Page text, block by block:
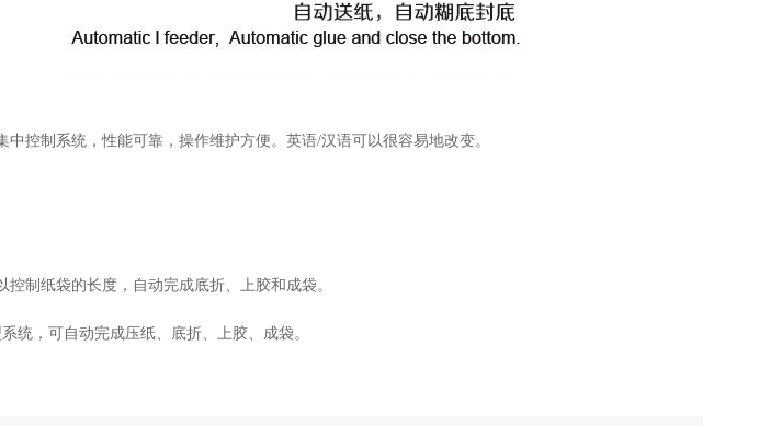
控制系统，性能可靠，操作维护方便。英语/汉语可以很容易地改变。
制纸袋的长度，自动完成底折、上胶和成袋。
统，可自动完成压纸、底折、上胶、成袋。